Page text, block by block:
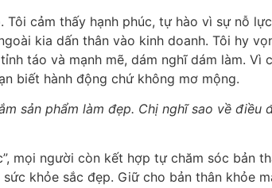
Tôi cảm thấy hạnh phúc, tự hào vì sự nỗ
kia dấn thân vào kinh doanh. Tôi hy
táo và mạnh mẽ, dám nghĩ dám làm. Vì
biết hành động chứ không mơ mộng.
sản phẩm làm đẹp. Chị nghĩ sao về điều
mọi người còn kết hợp tự chăm sóc bản
khỏe sắc đẹp. Giữ cho bản thân khỏe